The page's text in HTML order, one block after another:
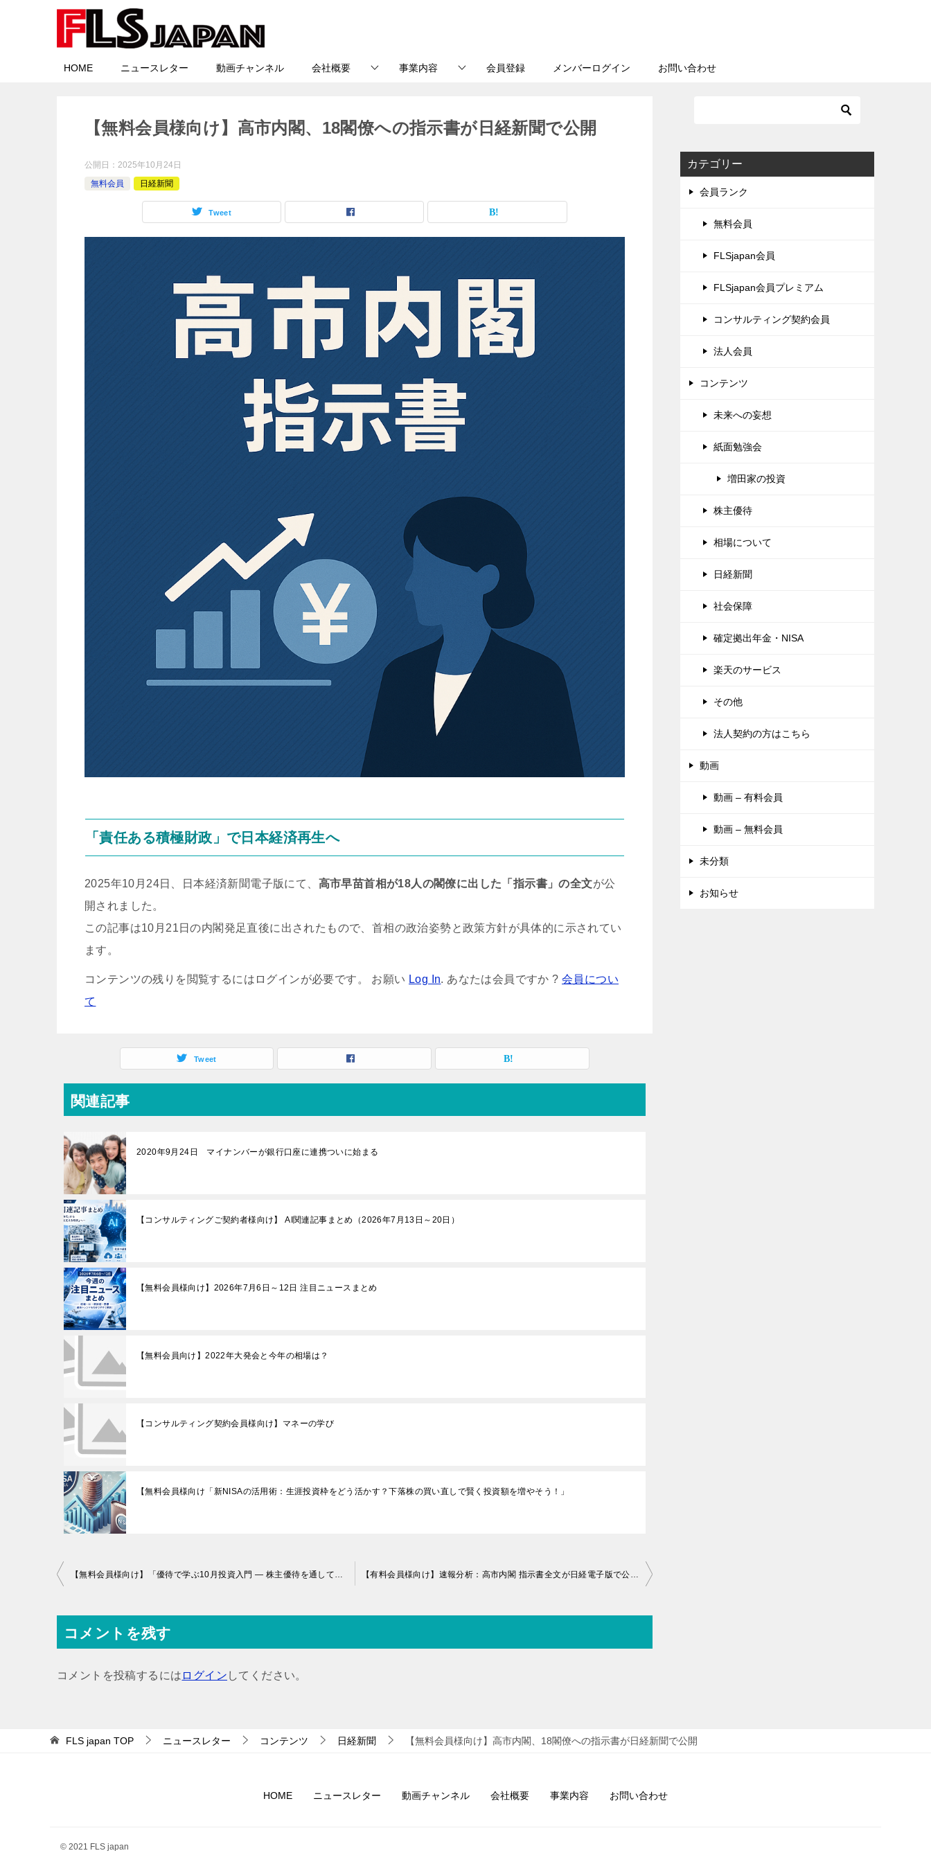
HOME ニュースレター 動画チャンネル 会社概要 事業内容 会員登録 メンバーログイン お問い合わせ
【無料会員様向け】高市内閣、18閣僚への指示書が日経新聞で公開
公開日： 2025年10月24日
無料会員
日経新聞
Tweet
「責任ある積極財政」で日本経済再生へ
2025年10月24日、日本経済新聞電子版にて、 高市早苗首相が18人の閣僚に出した「指示書」の全文が公
開されました。
この記事は10月21日の内閣発足直後に出されたもので、首相の政治姿勢と政策方針が具体的に示されてい
ます。
コンテンツの残りを閲覧するにはログインが必要です。 お願い Log In. あなたは会員ですか ?会員につい
て
Tweet
関連記事
2020年9月24日 マイナンバーが銀行口座に連携ついに始まる
【コンサルティングご契約者様向け】 AI関連記事まとめ（2026年7月13日～20日）
【無料会員様向け】2026年7月6日～12日 注目ニュースまとめ
【無料会員向け】2022年大発会と今年の相場は？
【コンサルティング契約会員様向け】マネーの学び
【無料会員様向け「新NISAの活用術：生涯投資枠をどう活かす？下落株の買い直しで賢く投資額を増やそう！」
投
ナ
ビ
ー
ン
【無料会員様向け】「優待で学ぶ10月投資入門 — 株主優待を通して会社を読み解こう」 【有料会員様向け】速報分析：高市内閣 指示書全文が日経電子版で公開
コメントを残す
コメントを投稿するには ログイン してください。
カテゴリー
会員ランク
無料会員
FLSjapan会員
FLSjapan会員プレミアム
コンサルティング契約会員
法人会員
コンテンツ
未来への妄想
紙面勉強会
増田家の投資
株主優待
相場について
日経新聞
社会保障
確定拠出年金・NISA
楽天のサービス
その他
法人契約の方はこちら
動画
動画 – 有料会員
動画 – 無料会員
未分類
お知らせ
FLS japan TOP ニュースレター コンテンツ 日経新聞 【無料会員様向け】高市内閣、18閣僚への指示書が日経新聞で公開
HOME ニュースレター 動画チャンネル 会社概要 事業内容 お問い合わせ
© 2021 FLS japan